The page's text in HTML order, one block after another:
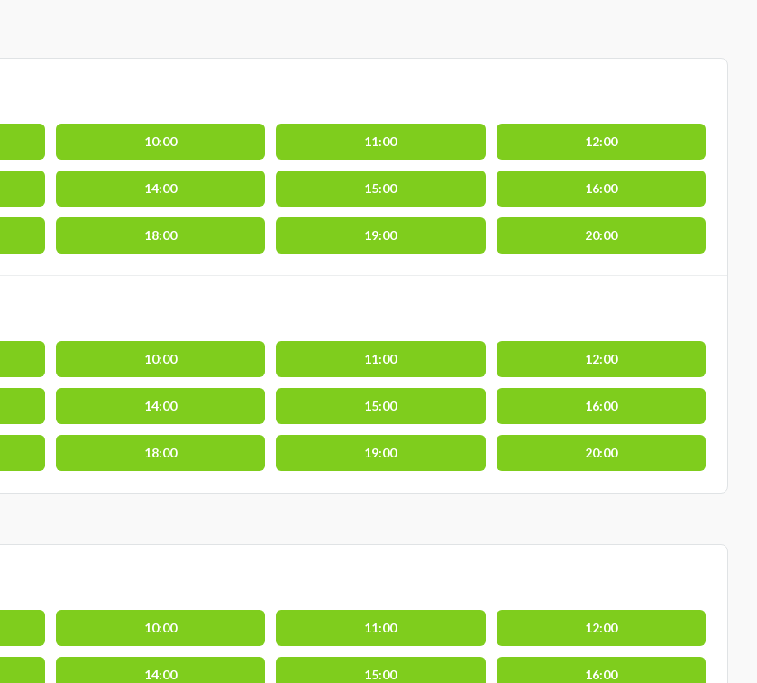
10:00 11:00 12:00
14:00 15:00 16:00
18:00 19:00 20:00
10:00 11:00 12:00
14:00 15:00 16:00
18:00 19:00 20:00
10:00 11:00 12:00
14:00 15:00 16:00